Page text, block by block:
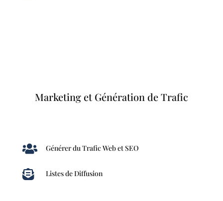
Marketing et Génération de Trafic
 Générer du Trafic Web et SEO
 Listes de Diffusion